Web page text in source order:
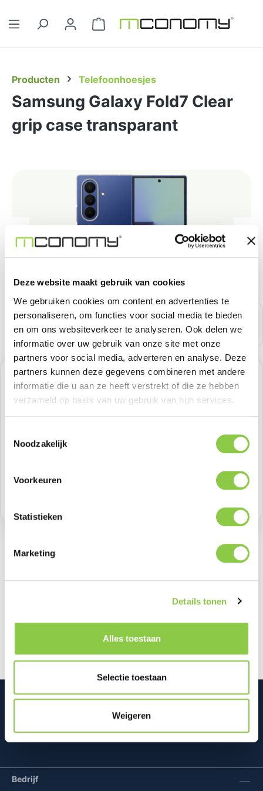
Deze website maakt gebruik van cookies
We gebruiken cookies om content en advertenties te
personaliseren, om functies voor social media te bieden
en om ons websiteverkeer te analyseren. Ook delen we
informatie over uw gebruik van onze site met onze
partners voor social media, adverteren en analyse. Deze
partners kunnen deze gegevens combineren met andere
informatie die u aan ze heeft verstrekt of die ze hebben
verzameld op basis van uw gebruik van hun services.
Noodzakelijk
Voorkeuren
Statistieken
Marketing
Details tonen
Alles toestaan
Selectie toestaan
Weigeren
Winkelwagentje bevat 0 artikelen.
Producten Telefoonhoesjes
Samsung Galaxy Fold7 Clear
grip case transparant
Normale prijs:
€ 37,18
Prijzen excl. BTW
Producthoeveelheid: Voer de
Productnummer:
Beschrijving
Met de Galaxy Z Fold7 Clear Grip Case houd je je
Bedrijf